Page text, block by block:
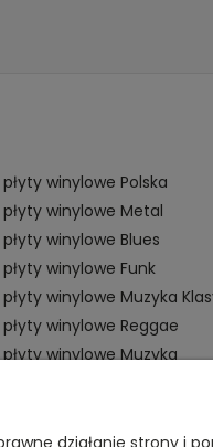
winylowe Polska
winylowe Metal
winylowe Blues
winylowe Funk
winylowe Muzyka
winylowe Reggae
winylowe Muzyka
działanie strony i